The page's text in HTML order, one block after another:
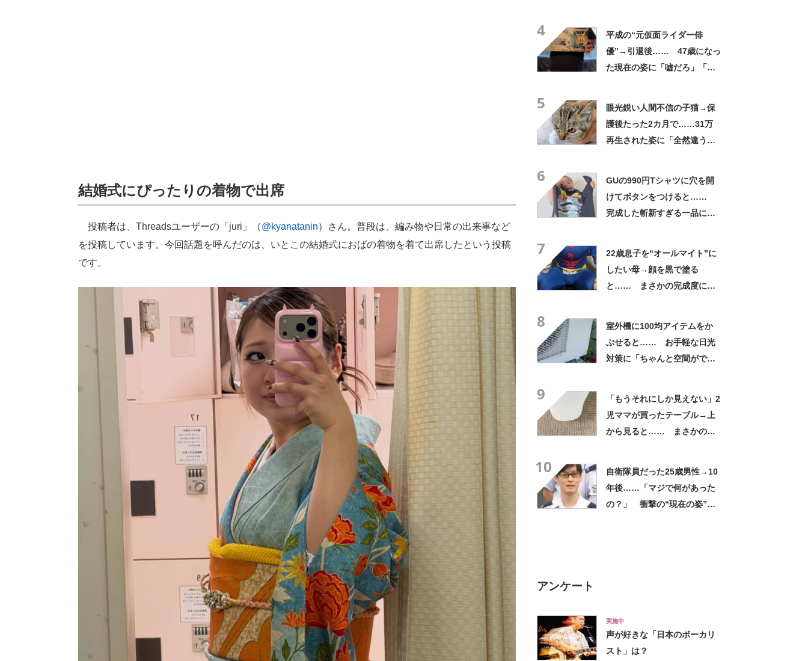
結婚式にぴったりの着物で出席
投稿者は、Threadsユーザーの「juri」（@kyanatanin）さん。普段は、編み物や日常の出来事など
を投稿しています。今回話題を呼んだのは、いとこの結婚式におばの着物を着て出席したという投稿
です。
4
平成の“元仮面ライダー俳
優”→引退後…… 47歳になっ
た現在の姿に「嘘だろ」「声
5
眼光鋭い人間不信の子猫→保
護後たった2カ月で……31万
再生された姿に「全然違う」
6
GUの990円Tシャツに穴を開
けてボタンをつけると……
完成した斬新すぎる一品に称
7
22歳息子を“オールマイト”に
したい母→顔を黒で塗る
と…… まさかの完成度に
8
室外機に100均アイテムをか
ぶせると…… お手軽な日光
対策に「ちゃんと空間ができ
9
「もうそれにしか見えない」2
児ママが買ったテーブル→上
から見ると…… まさかの光
10
自衛隊員だった25歳男性→10
年後……「マジで何があった
の？」 衝撃の“現在の姿”が
アンケート
実施中
声が好きな「日本のボーカリ
スト」は？